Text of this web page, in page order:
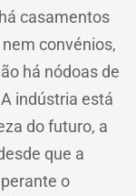
casamentos
convénios,
há nódoas de
indústria está
do futuro, a
que a
o